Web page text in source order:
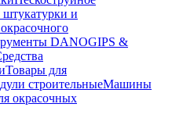
и
DANOGIPS &
Товары для
строительныеМашины
окрасочных